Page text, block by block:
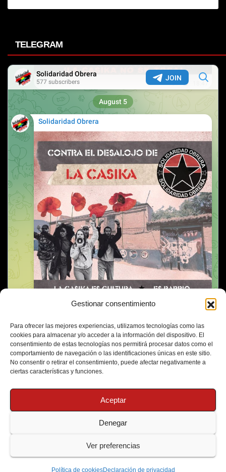
Gestionar consentimiento
Para ofrecer las mejores experiencias, utilizamos tecnologías como las
cookies para almacenar y/o acceder a la información del dispositivo. El
consentimiento de estas tecnologías nos permitirá procesar datos como el
comportamiento de navegación o las identificaciones únicas en este sitio.
No consentir o retirar el consentimiento, puede afectar negativamente a
ciertas características y funciones.
Aceptar
Denegar
Ver preferencias
Política de cookiesDeclaración de privacidad
TELEGRAM